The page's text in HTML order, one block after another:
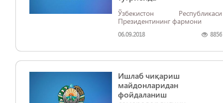
Ўзбекистон Республикаси
Президентининг фармони
06.09.2018 8856
Ишлаб чиқариш
майдонларидан
фойдаланиш